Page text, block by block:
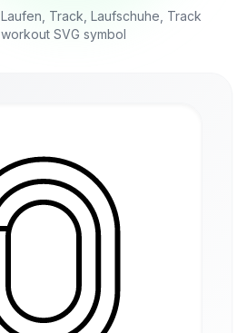
Laufen, Track, Laufschuhe, Track
workout SVG symbol